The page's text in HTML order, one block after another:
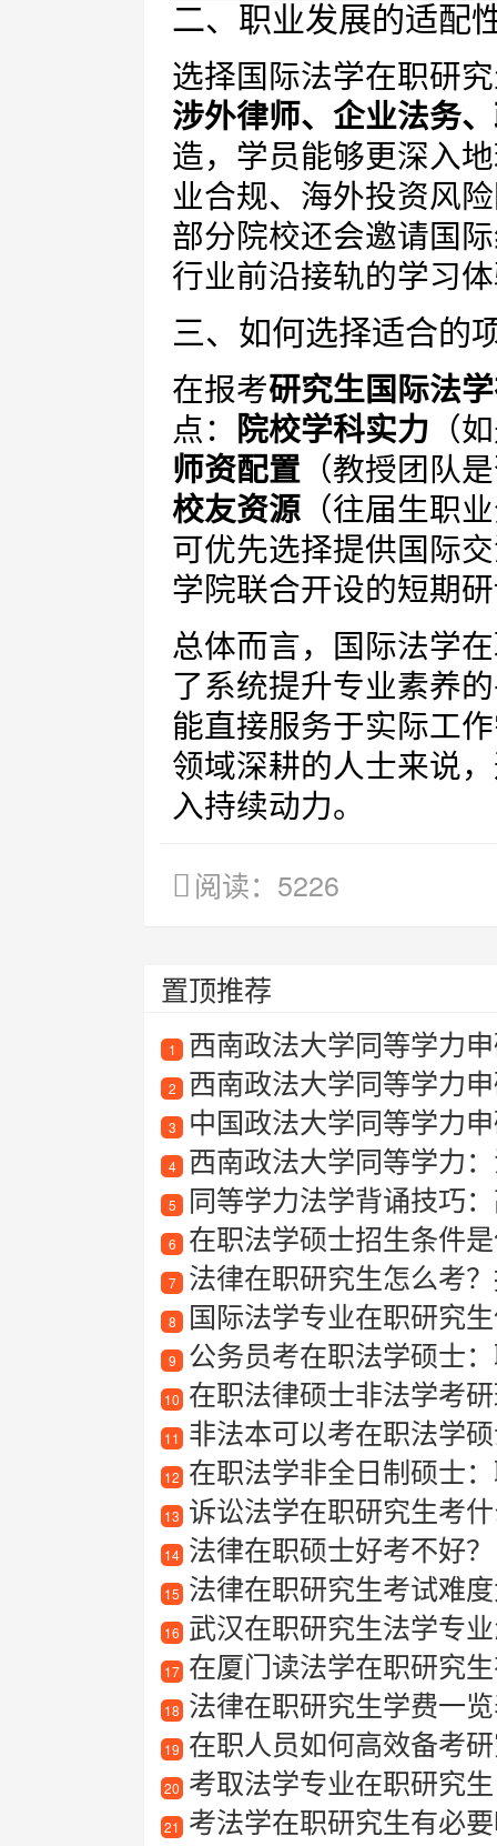
二、职业发展的适配
选择国际法学在职研
涉外律师、企业法务
造，学员能够更深入
业合规、海外投资风
部分院校还会邀请国
行业前沿接轨的学习
三、如何选择适合的
在报考研究生国际法
点：
院校学科实力 （
师资配置 （教授团队
校友资源 （往届生职
可优先选择提供国际
学院联合开设的短期
总体而言，国际法学
了系统提升专业素养
能直接服务于实际工
领域深耕的人士来说
入持续动力。
阅读：5226
置顶推荐
1 西南政法大学同等学力
2 西南政法大学同等学力
3 中国政法大学同等学力
4 西南政法大学同等学力
5 同等学力法学背诵技巧
6 在职法学硕士招生条件
7 法律在职研究生怎么考
8 国际法学专业在职研究生值
9 公务员考在职法学硕士
10 在职法律硕士非法学考
11 非法本可以考在职法学
12 在职法学非全日制硕士
13 诉讼法学在职研究生考
14 法律在职硕士好考不好？
15 法律在职研究生考试难
16 武汉在职研究生法学专
17 在厦门读法学在职研究
18 法律在职研究生学费一
19 在职人员如何高效备考
20 考取法学专业在职研究生
21
考法学在职研究生有必